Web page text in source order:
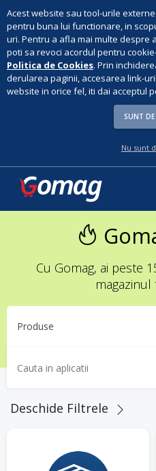
Acest website sau tool-urile
pentru buna lui functionare, in
uri. Pentru a afla mai multe despre
poti sa revoci acordul pentru
Politica de Cookies. Prin
derularea paginii, accesarea link-
website in orice fel, iti dai acceptul
SUNT
Nu sunt
Cu Gomag, ai peste
Deschide Filtrele